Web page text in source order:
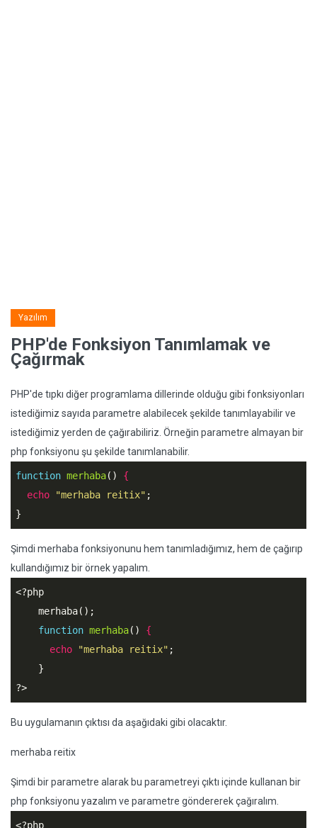
Yazılım
PHP'de Fonksiyon Tanımlamak ve
Çağırmak
PHP'de tıpkı diğer programlama dillerinde olduğu gibi fonksiyonları
istediğimiz sayıda parametre alabilecek şekilde tanımlayabilir ve
istediğimiz yerden de çağırabiliriz. Örneğin parametre almayan bir
php fonksiyonu şu şekilde tanımlanabilir.
function merhaba()
{
echo
"merhaba reitix" ;
}
Şimdi merhaba fonksiyonunu hem tanımladığımız, hem de çağırıp
kullandığımız bir örnek yapalım.
<?php
    merhaba();
function merhaba()
{
echo
"merhaba reitix" ;
?>
Bu uygulamanın çıktısı da aşağıdaki gibi olacaktır.
merhaba reitix
Şimdi bir parametre alarak bu parametreyi çıktı içinde kullanan bir
php fonksiyonu yazalım ve parametre göndererek çağıralım.
<?php